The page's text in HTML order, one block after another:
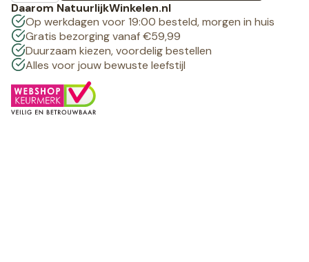
Daarom NatuurlijkWinkelen.nl
Op werkdagen voor 19:00 besteld, morgen in huis
Gratis bezorging vanaf €59,99
Duurzaam kiezen, voordelig bestellen
Alles voor jouw bewuste leefstijl